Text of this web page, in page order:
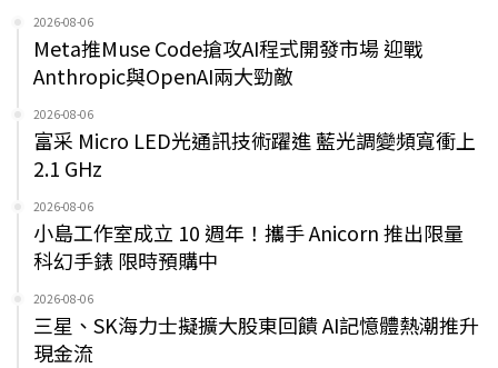
2026-08-06
Meta推Muse Code搶攻AI程式開發市場 迎戰
Anthropic與OpenAI兩大勁敵
2026-08-06
富采 Micro LED光通訊技術躍進 藍光調變頻寬衝上
2.1 GHz
2026-08-06
小島工作室成立 10 週年！攜手 Anicorn 推出限量
科幻手錶 限時預購中
2026-08-06
三星、SK海力士擬擴大股東回饋 AI記憶體熱潮推升
現金流